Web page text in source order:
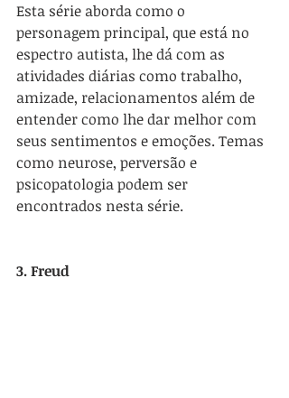
Esta série aborda como o
personagem principal, que está no
espectro autista, lhe dá com as
atividades diárias como trabalho,
amizade, relacionamentos além de
entender como lhe dar melhor com
seus sentimentos e emoções. Temas
como neurose, perversão e
psicopatologia podem ser
encontrados nesta série.
3. Freud